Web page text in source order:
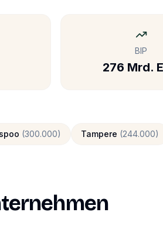
BIP
276 Mrd.
(300.000) Tampere (244.000)